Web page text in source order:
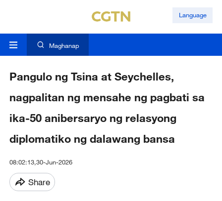
Language
Maghanap
Pangulo ng Tsina at Seychelles,
nagpalitan ng mensahe ng pagbati sa
ika-50 anibersaryo ng relasyong
diplomatiko ng dalawang bansa
08:02:13,30-Jun-2026
Share